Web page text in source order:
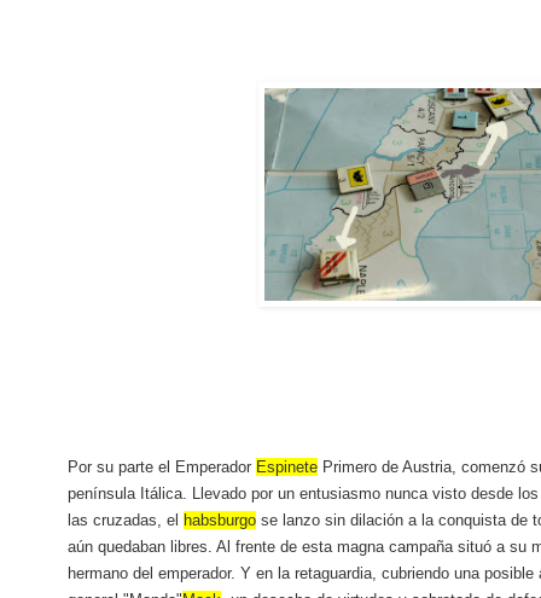
Por su parte el Emperador Espinete Primero de Austria, comenzó
península Itálica. Llevado por un entusiasmo nunca visto desde
las cruzadas, el habsburgo se lanzo sin dilación a la conquista de
aún quedaban libres. Al frente de esta magna campaña situó a su
hermano del emperador. Y en la retaguardia, cubriendo una